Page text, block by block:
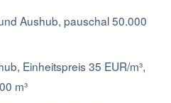
Aushub, pauschal 50.000
Einheitspreis 35 EUR/m³,
m³